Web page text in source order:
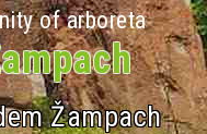
of arboreta
Žampach